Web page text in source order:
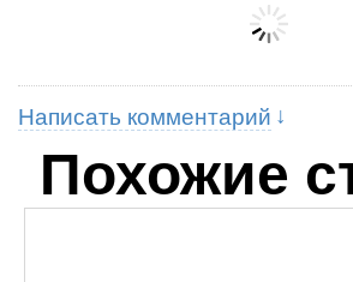
Написать комментарий
Похожие